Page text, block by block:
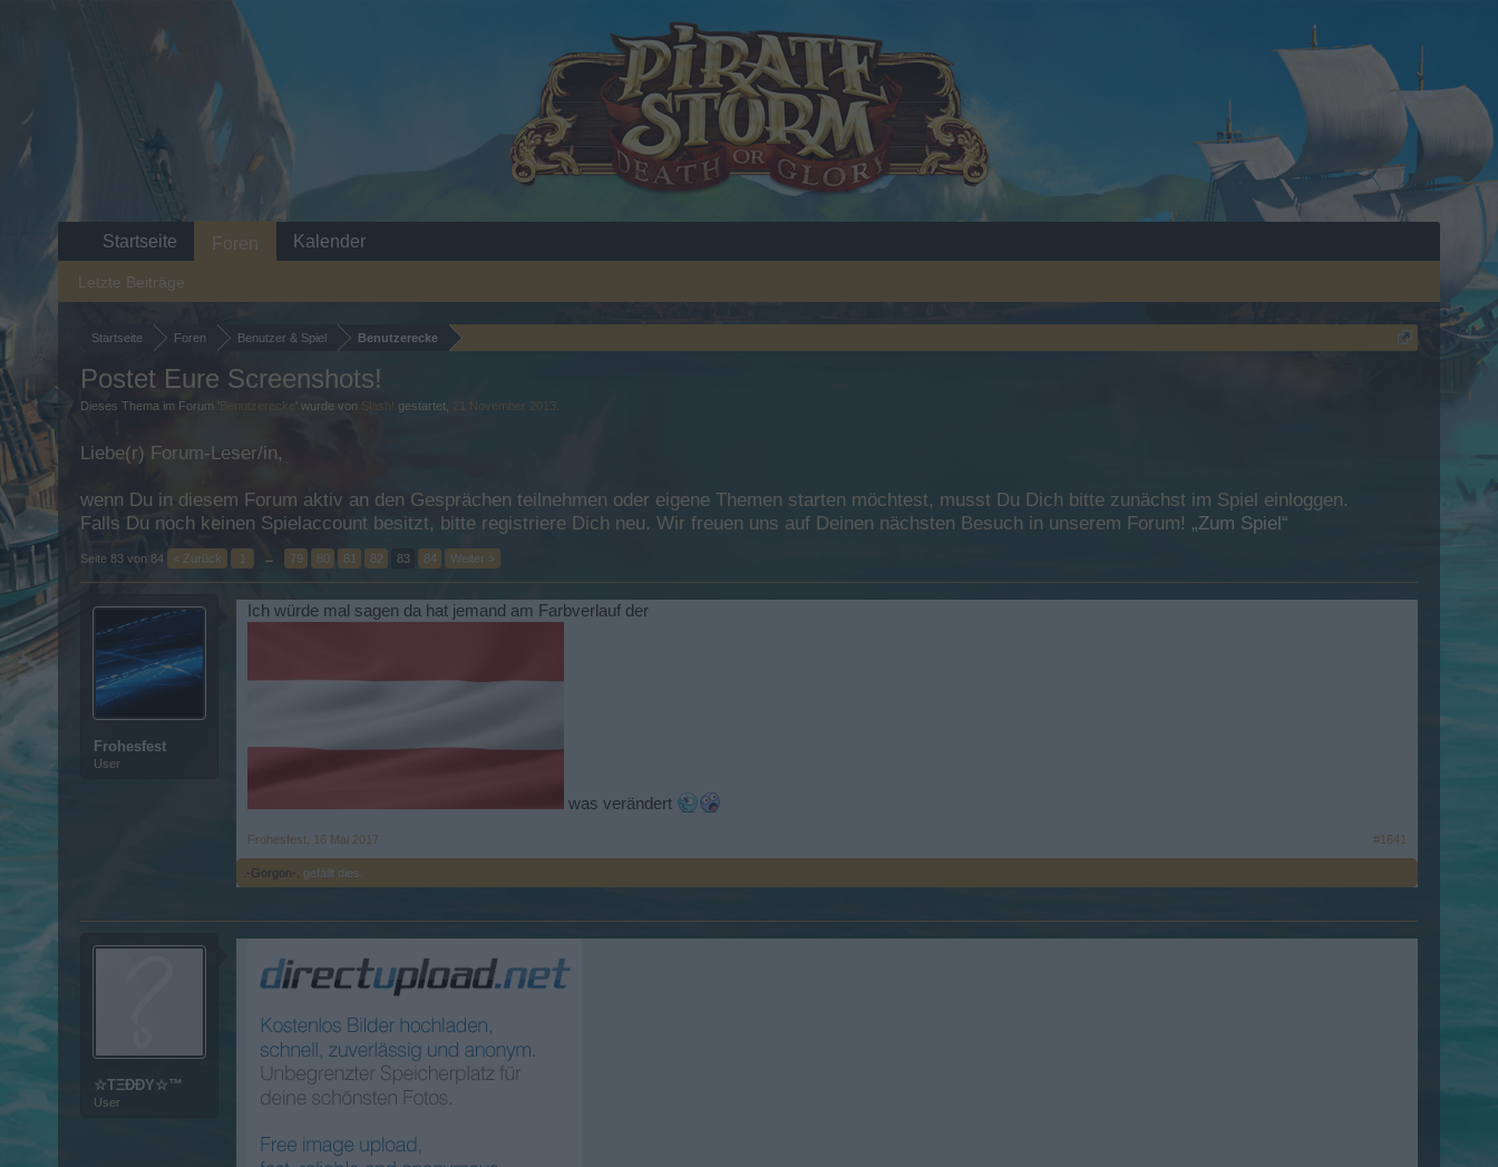
Startseite Foren Benutzer & Spiel Benutzerecke
Postet Eure Screenshots!
Dieses Thema im Forum ' Benutzerecke ' wurde von Slash! gestartet, 21 November 2013
Liebe(r) Forum-Leser/in,
wenn Du in diesem Forum aktiv an den Gesprächen teilnehmen oder eigene Themen starten möchtest, musst Du Dich bitte zunächst im Spiel einloggen.
Falls Du noch keinen Spielaccount besitzt, bitte registriere Dich neu. Wir freuen uns auf Deinen nächsten Besuch in unserem Forum! „Zum Spiel“
Seite 83 von 84 < Zurück 1 ← 79 80 81 82 83 84 Weiter >
Frohesfest
User
Ich würde mal sagen da hat jemand am Farbverlauf der
was verändert
Frohesfest 16 Mai 2017 #1641
.-Gorgon-. gefällt dies.
☆TΞÐÐY☆™
User
Startseite Foren
Letzte Beiträge
Kalender